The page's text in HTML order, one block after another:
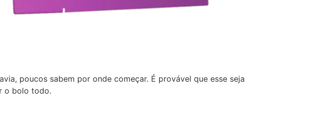
poucos sabem por onde começar. É provável que esse seja
o bolo todo.